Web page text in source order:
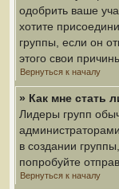
одобрить ваше
хотите
группы, если он
этого свои
Вернуться к началу
» Как мне стать
Лидеры групп
в создании
попробуйте
Вернуться к началу